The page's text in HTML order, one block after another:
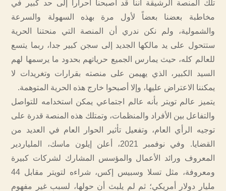
تلك المنصة الرشيقة أننا قد أصبحنا أحرارا إلى حد كبير في
مخاطبة بعضنا بعضاً لأول مرة بهذه السهولة والسرعة
والشمولية، ولم نكن ندري أن المنصة التي منحتنا الحرية
ستتحول على يد مالكها الجديد إلى سجن كبير جدا، ربما يتسع
للعالم كله، حيث يمارس الجميع حرياتهم بحدود ما يرسمها لهم
السيد الكبير، الذي يهيمن على منصته بقرارات وتغريدات لا
يمكننا الاعتراض عليها، وإلا أصبحوا خارج هذه الحرية المتوهمة.
يتميز عالم تويتر بأنه عالم اجتماعي يمكن استخدامه للتواصل
والتفاعل بين الأفراد والمنظمات، وتمتلك هذه المنصة قدرة على
توجيه الرأي العام، وتفعيل تأثير الحوار العام في العديد من
القضايا. وفي نوفمبر 2021، أعلن إيلون ماسك، الملياردير
المعروف ورائد الأعمال والمؤسس المشارك لشركات كبيرة
ومعروفة، مثل تسلا وسبيس إكس، شراءه لتويتر مقابل 44
مليار دولار أمريكي؛ ثم لم يلبث أن حولها، لسبب غير مفهوم